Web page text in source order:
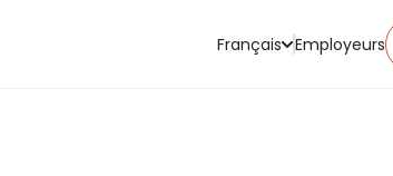
Français Employeurs